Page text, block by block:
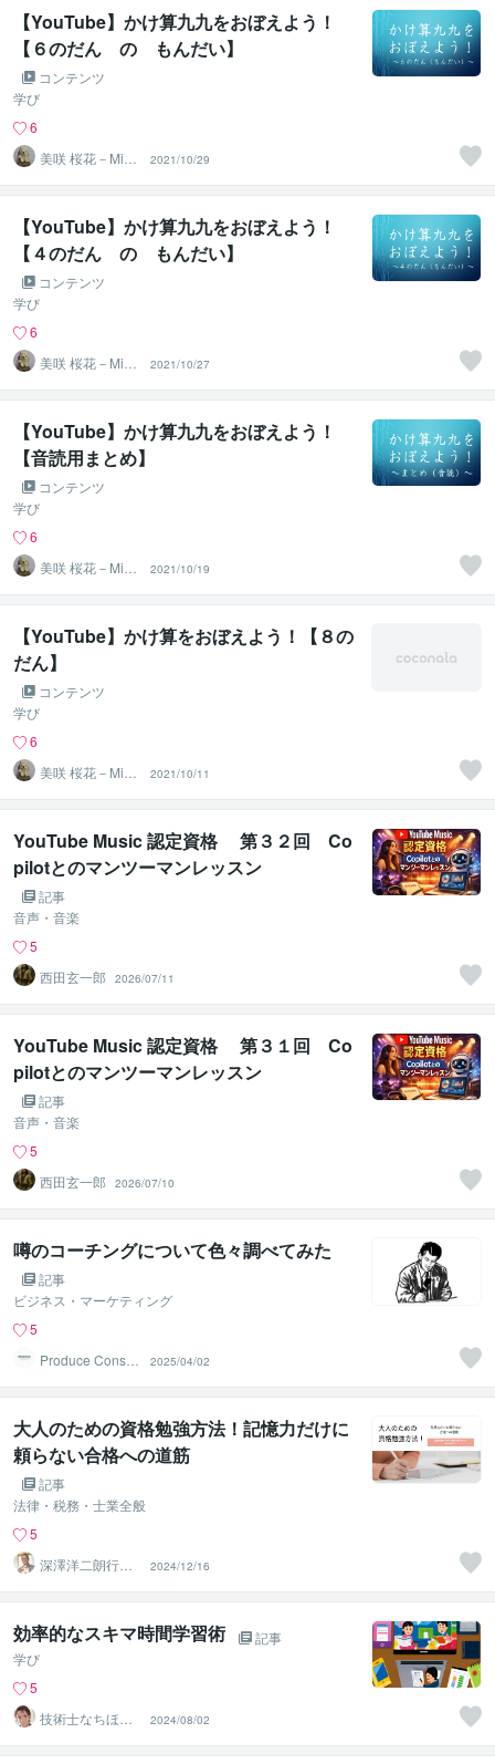
【YouTube】かけ算九九をおぼえよう！
【６のだん の もんだい】
コンテンツ
学び
6
美咲 桜花－Misa
ki Ohka－
2021/10/29
【YouTube】かけ算九九をおぼえよう！
【４のだん の もんだい】
コンテンツ
学び
6
美咲 桜花－Misa
ki Ohka－
2021/10/27
【YouTube】かけ算九九をおぼえよう！
【音読用まとめ】
コンテンツ
学び
6
美咲 桜花－Misa
ki Ohka－
2021/10/19
【YouTube】かけ算をおぼえよう！【８の
だん】
コンテンツ
学び
6
美咲 桜花－Misa
ki Ohka－
2021/10/11
YouTube Music 認定資格 第３２回 Co
pilotとのマンツーマンレッスン
記事
音声・音楽
5
西田玄一郎
2026/07/11
YouTube Music 認定資格 第３１回 Co
pilotとのマンツーマンレッスン
記事
音声・音楽
5
西田玄一郎
2026/07/10
噂のコーチングについて色々調べてみた
記事
ビジネス・マーケティング
5
Produce Consult
2025/04/02
大人のための資格勉強方法！記憶力だけに
頼らない合格への道筋
記事
法律・税務・士業全般
5
深澤洋二朗行政
書士
2024/12/16
効率的なスキマ時間学習術
記事
学び
5
技術士なちほ
国交省職員他指
導実績有
2024/08/02